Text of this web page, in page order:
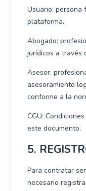
Usuario: persona
plataforma.
Abogado:
jurídicos a través
Asesor:
asesoramiento
conforme a la
CGU:
este documento.
5.
Para contratar
necesario